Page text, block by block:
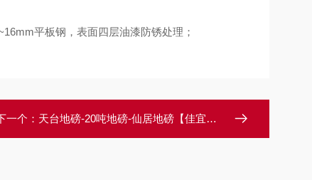
平板钢，表面四层油漆防锈处理；
一个： 天台地磅-20吨地磅-仙居地磅【佳宜电子】